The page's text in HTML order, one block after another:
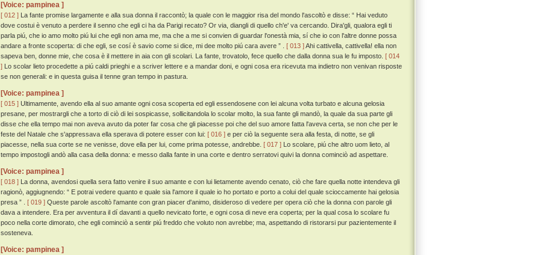
[Voice: pampinea ]
[ 012 ] La fante promise largamente e alla sua donna il raccontò; la quale con le maggior risa del mondo l'ascoltò e disse: “ Hai veduto
dove costui è venuto a perdere il senno che egli ci ha da Parigi recato? Or via, diangli di quello ch'e' va cercando. Dira'gli, qualora egli ti
parla piú, che io amo molto piú lui che egli non ama me, ma che a me si convien di guardar l'onestà mia, sí che io con l'altre donne possa
andare a fronte scoperta: di che egli, se cosí è savio come si dice, mi dee molto piú cara avere ” . [ 013 ]Ahi cattivella, cattivella! ella non
sapeva ben, donne mie, che cosa è il mettere in aia con gli scolari. La fante, trovatolo, fece quello che dalla donna sua le fu imposto. [ 014
] Lo scolar lieto procedette a piú caldi prieghi e a scriver lettere e a mandar doni, e ogni cosa era ricevuta ma indietro non venivan risposte
se non generali: e in questa guisa il tenne gran tempo in pastura.
[Voice: pampinea ]
[ 015 ] Ultimamente, avendo ella al suo amante ogni cosa scoperta ed egli essendosene con lei alcuna volta turbato e alcuna gelosia
presane, per mostrargli che a torto di ciò di lei sospicasse, sollicitandola lo scolar molto, la sua fante gli mandò, la quale da sua parte gli
disse che ella tempo mai non aveva avuto da poter far cosa che gli piacesse poi che del suo amore fatta l'aveva certa, se non che per le
feste del Natale che s'appressava ella sperava di potere esser con lui: [ 016 ] e per ciò la seguente sera alla festa, di notte, se gli
piacesse, nella sua corte se ne venisse, dove ella per lui, come prima potesse, andrebbe. [ 017 ] Lo scolare, piú che altro uom lieto, al
tempo impostogli andò alla casa della donna: e messo dalla fante in una corte e dentro serratovi quivi la donna cominciò ad aspettare.
[Voice: pampinea ]
[ 018 ] La donna, avendosi quella sera fatto venire il suo amante e con lui lietamente avendo cenato, ciò che fare quella notte intendeva gli
ragionò, aggiugnendo: “ E potrai vedere quanto e quale sia l'amore il quale io ho portato e porto a colui del quale scioccamente hai gelosia
presa ” . [ 019 ] Queste parole ascoltò l'amante con gran piacer d'animo, disideroso di vedere per opera ciò che la donna con parole gli
dava a intendere. Era per avventura il dí davanti a quello nevicato forte, e ogni cosa di neve era coperta; per la qual cosa lo scolare fu
poco nella corte dimorato, che egli cominciò a sentir piú freddo che voluto non avrebbe; ma, aspettando di ristorarsi pur pazientemente il
sosteneva.
[Voice: pampinea ]